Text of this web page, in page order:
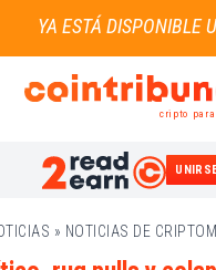
cripto para
» NOTICIAS DE